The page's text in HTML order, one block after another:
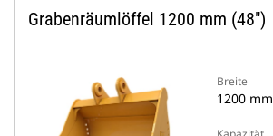
Grabenräumlöffel 1200 mm (48")
Breite
1200 mm